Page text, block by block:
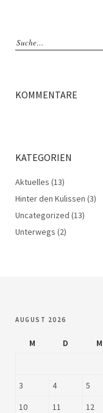
KOMMENTARE
KATEGORIEN
Aktuelles (13)
Hinter den Kulissen (3)
Uncategorized (13)
Unterwegs (2)
AUGUST 2026
M D M
3
4 5
10
11 12